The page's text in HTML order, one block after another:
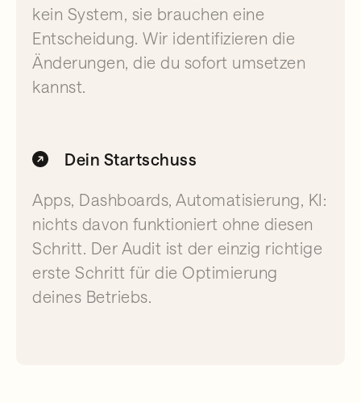
kein System, sie brauchen eine
Entscheidung. Wir identifizieren die
Änderungen, die du sofort umsetzen
kannst.
Dein Startschuss
Apps, Dashboards, Automatisierung, KI:
nichts davon funktioniert ohne diesen
Schritt. Der Audit ist der einzig richtige
erste Schritt für die Optimierung
deines Betriebs.